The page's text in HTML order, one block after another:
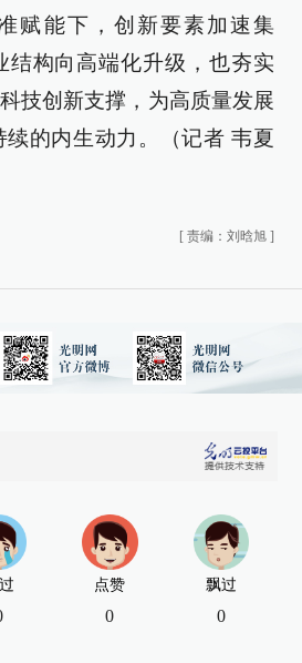
赋能下，创新要素加速集
结构向高端化升级，也夯实
技创新支撑，为高质量发展
的内生动力。（记者 韦夏
[ 责编：刘晗旭 ]
点赞
0
飘过
0